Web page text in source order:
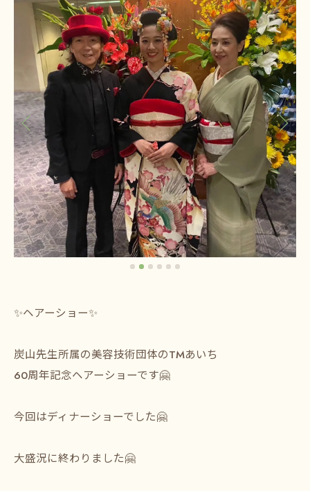
✨ヘアーショー✨
炭山先生所属の美容技術団体のTMあいち
60周年記念ヘアーショーです🤗
今回はディナーショーでした🤗
大盛況に終わりました🤗